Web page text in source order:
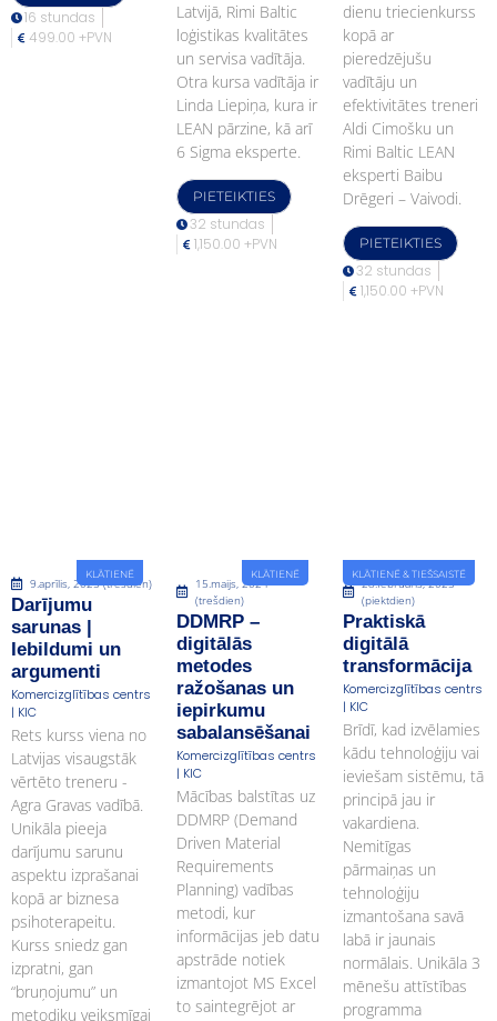
16 stundas
499.00 +PVN
Latvijā, Rimi Baltic
loģistikas kvalitātes
un servisa vadītāja.
Otra kursa vadītāja ir
Linda Liepiņa, kura ir
LEAN pārzine, kā arī
6 Sigma eksperte.
PIETEIKTIES
32 stundas
1,150.00 +PVN
dienu triecienkurss
kopā ar
pieredzējušu
vadītāju un
efektivitātes treneri
Aldi Cimošku un
Rimi Baltic LEAN
eksperti Baibu
Drēgeri – Vaivodi.
PIETEIKTIES
32 stundas
1,150.00 +PVN
KLĀTIENĒ
9.aprīlis, 2025 (trešdien)
Darījumu
sarunas |
Iebildumi un
argumenti
Komercizglītības centrs
| KIC
Rets kurss viena no
Latvijas visaugstāk
vērtēto treneru -
Agra Gravas vadībā.
Unikāla pieeja
darījumu sarunu
aspektu izprašanai
kopā ar biznesa
psihoterapeitu.
Kurss sniedz gan
izpratni, gan
“bruņojumu” un
metodiku veiksmīgai
KLĀTIENĒ
15.maijs, 2024
(trešdien)
DDMRP –
digitālās
metodes
ražošanas un
iepirkumu
sabalansēšanai
Komercizglītības centrs
| KIC
Mācības balstītas uz
DDMRP (Demand
Driven Material
Requirements
Planning) vadības
metodi, kur
informācijas jeb datu
apstrāde notiek
izmantojot MS Excel
to saintegrējot ar
KLĀTIENĒ & TIEŠSAISTĒ
28.februāris, 2025
(piektdien)
Praktiskā
digitālā
transformācija
Komercizglītības centrs
| KIC
Brīdī, kad izvēlamies
kādu tehnoloģiju vai
ieviešam sistēmu, tā
principā jau ir
vakardiena.
Nemitīgas
pārmaiņas un
tehnoloģiju
izmantošana savā
labā ir jaunais
normālais. Unikāla 3
mēnešu attīstības
programma